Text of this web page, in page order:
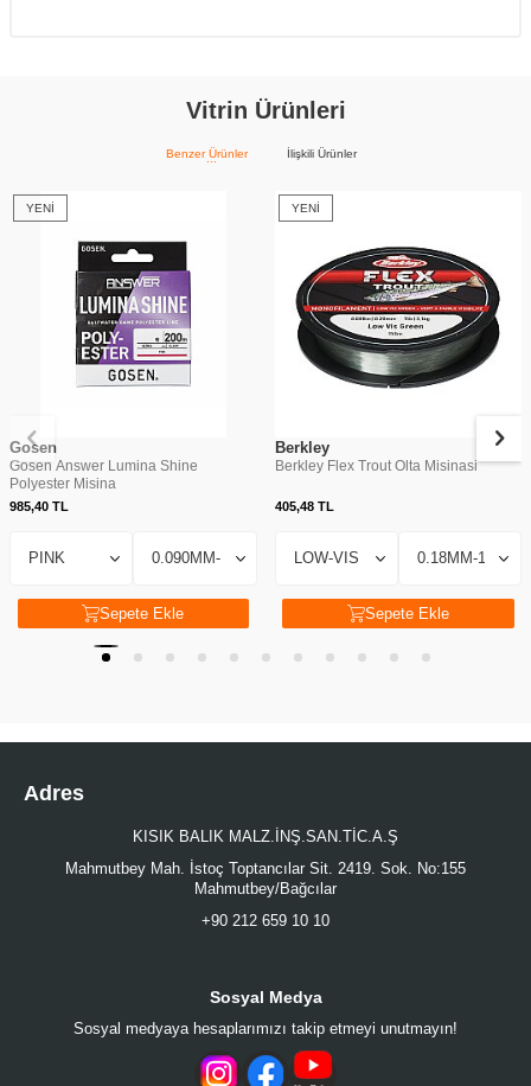
Vitrin Ürünleri
Benzer Ürünler İlişkili Ürünler
YENI
Gosen
Gosen Answer Lumina Shine
Polyester Misina
985,40 TL
Sepete Ekle
YENI
Berkley
Berkley Flex Trout Olta Misinasi
405,48TL
Sepete Ekle
Adres
KISIK BALIK MALZ.İNŞ.SAN.TİC.A.Ş
Mahmutbey Mah. İstoç Toptancılar Sit. 2419. Sok. No:155
Mahmutbey/Bağcılar
+90 212 659 10 10
Sosyal Medya
Sosyal medyaya hesaplarımızı takip etmeyi unutmayın!